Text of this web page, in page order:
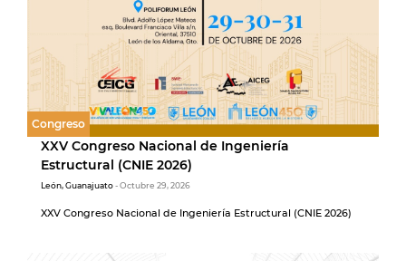
Congreso
XXV Congreso Nacional de Ingeniería
Estructural (CNIE 2026)
León, Guanajuato- Octubre 29, 2026
XXV Congreso Nacional de Ingeniería Estructural (CNIE 2026)